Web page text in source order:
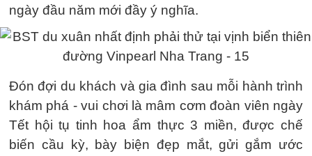
ngày đầu năm mới đầy ý nghĩa.
Đón đợi du khách và gia đình sau mỗi hành trình
khám phá - vui chơi là mâm cơm đoàn viên ngày
Tết hội tụ tinh hoa ẩm thực 3 miền, được chế
biến cầu kỳ, bày biện đẹp mắt, gửi gắm ước